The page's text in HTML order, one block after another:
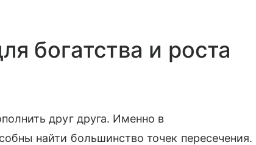
богатства и роста
друг друга. Именно в
найти большинство точек пересечения.